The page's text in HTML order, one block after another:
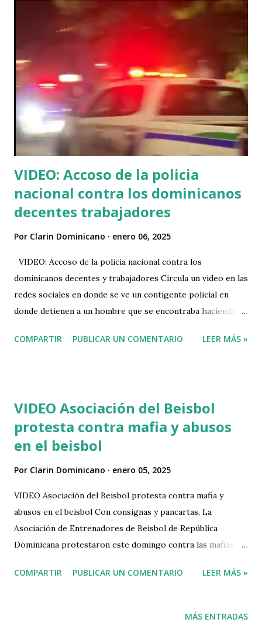
del Ejército y la Policía en protestas vinculadas a Barrick
Gold. El padre responsabilizó al presidente Luis Abinader
de lo… pic.twitter.com/K149YsBNyn — Somos Pueblo Media
(@RDSomosPueblo) January 9, 2025 Segun denuncian los
comunitarios que le quieren despojar de sus viviendas y sus
propiadades a la fuerza usando al ejercito national los
cuales les han disparado y ocasionado 7 heridos con
perdigones, reclaman al gobierno que tome carta en el
asunto. Acusan a la Barrick...
VIDEO: Accoso de la policia
nacional contra los dominicanos
decentes trabajadores
Por Clarin Dominicano enero 06, 2025
VIDEO: Accoso de la policia nacional contra los
dominicanos decentes y trabajadores Circula un video en las
redes sociales en donde se ve un contigente policial en
donde detienen a un hombre que se encontraba haciendo
los cercan mientras el ciudadano impotente les reclama
trabajando y haciendo sus deliverys de Pedidos Ya, con toda
la documentación de su motor, como quiera se lo quitaron.
Malditos abusadores @PoliciaRD por eso el pueblo los
pic.twitter.com/38PnBRpEzj — 🇩🇴🇩🇴DannyDLeon23🇩🇴
🇩🇴 (@DannyDLGon23) December 2, 2024
COMPARTIR PUBLICAR UN COMENTARIO LEER MÁS »
VIDEO Asociación del Beisbol
protesta contra mafia y abusos
en el beisbol
Por Clarin Dominicano enero 05, 2025
VIDEO Asociación del Beisbol protesta contra mafia y
abusos en el beisbol Con consignas y pancartas, La
Asociación de Entrenadores de Beisbol de República
Dominicana protestaron este domingo contra las mafias y
El objetivo de la manifestación, incluye las siguientes
no a la falta de identidad, y la apertura de firmas para
COMPARTIR PUBLICAR UN COMENTARIO LEER MÁS »
MÁS ENTRADAS